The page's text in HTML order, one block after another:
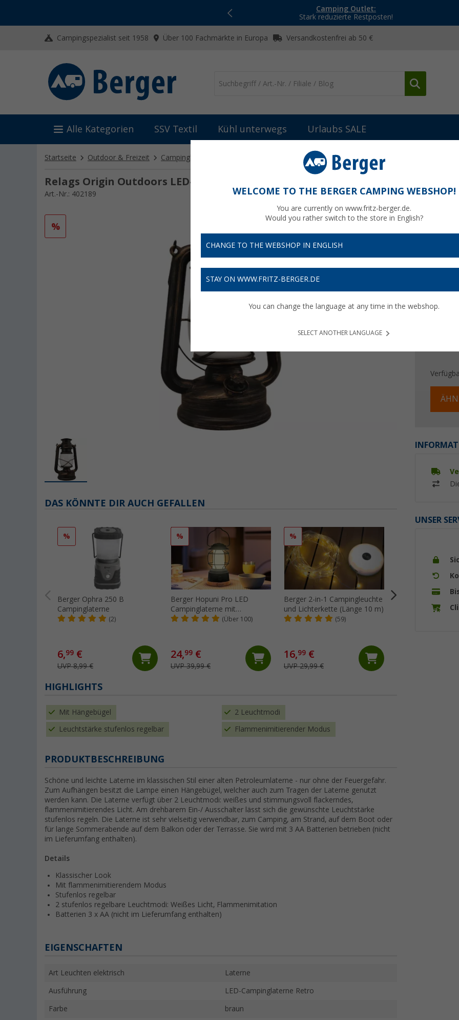
Camping Outlet:
Stark reduzierte Restposten!
Campingspezialist seit 1958 Über 100 Fachmärkte in Europa Versandkostenfrei ab 50 €
Alle Kategorien SSV Textil Kühl unterwegs Urlaubs SALE
Startseite Outdoor & Freizeit Campinglampen Hängelampen, Camping- & Sturmlaternen Relags Origin Outdoors
Relags Origin Outdoors LED-Campinglaterne Retro
Art.-Nr.: 402189
%
UNSER
DAS KÖNNTE DIR AUCH GEFALLEN
%
Berger Ophra 250 B
Campinglaterne
(2)
6,99 €
UVP 8,99 €
%
Berger Hopuni Pro LED
Campinglaterne mit
Powerbank- und(Über 100)
24,99 €
UVP 39,99 €
%
Berger 2-in-1 Campingleuchte
und Lichterkette (Länge 10 m)
(59)
16,99 €
UVP 29,99 €
Tischleuchte Khaki
HIGHLIGHTS
Mit Hängebügel 2 Leuchtmodi
Leuchtstärke stufenlos regelbar Flammenimitierender Modus
PRODUKTBESCHREIBUNG
Schöne und leichte Laterne im klassischen Stil einer alten Petroleumlaterne - nur ohne der Feuergefahr.
Zum Aufhängen besitzt die Lampe einen Hängebügel, welcher auch zum Tragen der Laterne genutzt
werden kann. Die Laterne verfügt über 2 Leuchtmodi: weißes und stimmungsvoll flackerndes,
flammenimitierendes Licht. Am drehbarem Ein-/ Ausschalter lässt sich die gewünschte Leuchtstärke
stufenlos regeln. Die Laterne ist sehr vielseitig verwendbar, zum Camping, am Strand, auf dem Boot oder
für lange Sommerabende auf dem Balkon oder der Terrasse. Sie wird mit 3 AA Batterien betrieben (nicht
im Lieferumfang enthalten).
Details
Klassischer Look
Mit flammenimitierendem Modus
Stufenlos regelbar
2 stufenlos regelbare Leuchtmodi: Weißes Licht, Flammenimitation
Batterien 3 x AA (nicht im Lieferumfang enthalten)
EIGENSCHAFTEN
Art Leuchten elektrisch Laterne
Ausführung LED-Campinglaterne Retro
Farbe braun
WELCOME TO THE BERGER CAMPING WEBSHOP!
You are currently on www.fritz-berger.de.
Would you rather switch to the store in English?
CHANGE TO THE WEBSHOP IN ENGLISH
STAY ON WWW.FRITZ-BERGER.DE
You can change the language at any time in the webshop.
SELECT ANOTHER LANGUAGE